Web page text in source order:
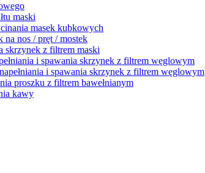
maski
masek kubkowych
nos / pręt / mostek
skrzynek z filtrem maski
i spawania skrzynek z filtrem węglowym
i spawania skrzynek z filtrem węglowym
proszku z filtrem bawełnianym
kawy